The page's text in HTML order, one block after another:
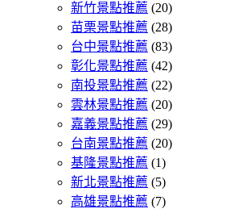
新竹景點推薦 (20)
苗栗景點推薦 (28)
台中景點推薦 (83)
彰化景點推薦 (42)
南投景點推薦 (22)
雲林景點推薦 (20)
嘉義景點推薦 (29)
台南景點推薦 (20)
基隆景點推薦 (1)
新北景點推薦 (5)
高雄景點推薦 (7)